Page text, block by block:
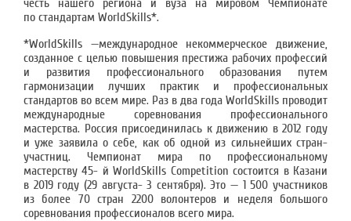
честь нашего региона и вуза на мировом Чемпионате
по стандартам WorldSkills*.
*WorldSkills —международное некоммерческое движение,
созданное с целью повышения престижа рабочих профессий
и развития профессионального образования путем
гармонизации лучших практик и профессиональных
стандартов во всем мире. Раз в два года WorldSkills проводит
международные соревнования профессионального
мастерства. Россия присоединилась к движению в 2012 году
и уже заявила о себе, как об одной из сильнейших стран-
участниц. Чемпионат мира по профессиональному
мастерству 45- й WorldSkills Competition состоится в Казани
в 2019 году (29 августа- 3 сентября). Это — 1 500 участников
из более 70 стран 2200 волонтеров и неделя большого
соревнования профессионалов всего мира.